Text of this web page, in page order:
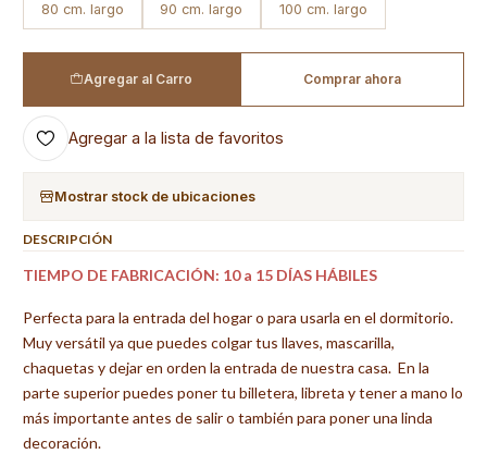
80 cm. largo 90 cm. largo 100 cm. largo
Agregar al Carro Comprar ahora
Agregar a la lista de favoritos
Mostrar stock de ubicaciones
DESCRIPCIÓN
TIEMPO DE FABRICACIÓN: 10 a 15 DÍAS HÁBILES
Perfecta para la entrada del hogar o para usarla en el dormitorio.
Muy versátil ya que puedes colgar tus llaves, mascarilla,
chaquetas y dejar en orden la entrada de nuestra casa. En la
parte superior puedes poner tu billetera, libreta y tener a mano lo
más importante antes de salir o también para poner una linda
decoración.